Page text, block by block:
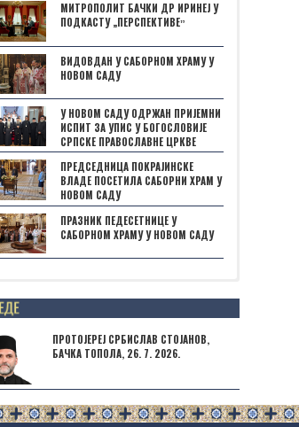
МИТРОПОЛИТ БАЧКИ ДР ИРИНЕЈ У
ПОДКАСТУ „ПЕРСПЕКТИВЕˮ
ВИДОВДАН У САБОРНОМ ХРАМУ У
НОВОМ САДУ
У НОВОМ САДУ ОДРЖАН ПРИЈЕМНИ
ИСПИТ ЗА УПИС У БОГОСЛОВИЈЕ
СРПСКЕ ПРАВОСЛАВНЕ ЦРКВЕ
ПРЕДСЕДНИЦА ПОКРАЈИНСКЕ
ВЛАДЕ ПОСЕТИЛА САБОРНИ ХРАМ У
НОВОМ САДУ
ПРАЗНИК ПЕДЕСЕТНИЦЕ У
САБОРНОМ ХРАМУ У НОВОМ САДУ
not found
ПРОТОЈЕРЕЈ СРБИСЛАВ СТОЈАНОВ,
БАЧКА ТОПОЛА, 26. 7. 2026.